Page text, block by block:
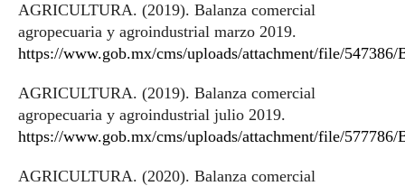
AGRICULTURA. (2019). Balanza comercial
agropecuaria y agroindustrial marzo 2019.
https://www.gob.mx/cms/uploads/attachment/file/
AGRICULTURA. (2019). Balanza comercial
agropecuaria y agroindustrial julio 2019.
https://www.gob.mx/cms/uploads/attachment/file/
AGRICULTURA. (2020). Balanza comercial